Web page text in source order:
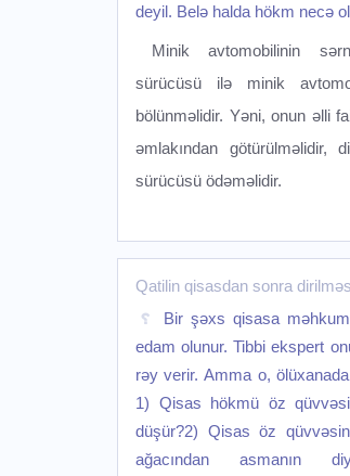
deyil. Belə halda hökm necə
Minik avtomobilinin
sürücüsü ilə minik
bölünməlidir. Yəni, onun əlli
əmlakından
sürücüsü ödəməlidir.
Qatilin qisasdan sonra
Bir şəxs qisasa
edam olunur. Tibbi ekspert
rəy verir. Amma o,
1) Qisas hökmü öz
düşür?2) Qisas öz
ağacından asmanın